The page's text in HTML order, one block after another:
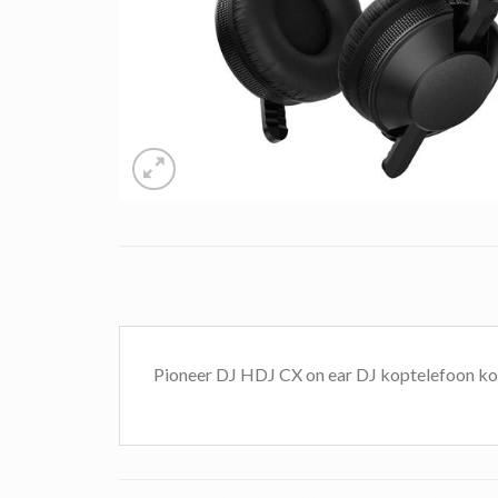
Pioneer DJ HDJ CX on ear DJ koptelefoon